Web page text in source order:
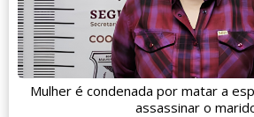
Mulher é condenada por matar a
assassinar o